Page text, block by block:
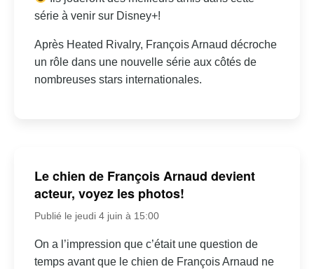
série à venir sur Disney+!
Après Heated Rivalry, François Arnaud décroche
un rôle dans une nouvelle série aux côtés de
nombreuses stars internationales.
Le chien de François Arnaud devient
acteur, voyez les photos!
Publié le jeudi 4 juin à 15:00
On a l’impression que c’était une question de
temps avant que le chien de François Arnaud ne